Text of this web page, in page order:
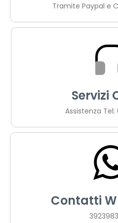
Tramite Paypal e
Servizi
Assistenza Tel:
Contatti